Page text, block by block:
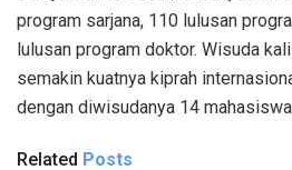
program sarjana, 110 lulusan
lulusan program doktor. Wisuda
semakin kuatnya kiprah
dengan diwisudanya 14
Related Posts